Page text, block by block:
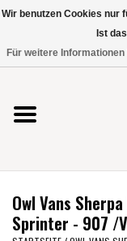
Vito / V-Klasse 447
Viano /Vito 639
VW T7 2025
Owl Vans
Sprinter - 907 /
Wir benutzen Cookies nur
Ist
Für weitere